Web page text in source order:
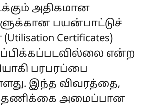
அதிகமான
பயன்பாட்டுச்
Certificates)
என்ற
பரபரப்பை
இந்த விவரத்தை,
தணிக்கை அமைப்பான